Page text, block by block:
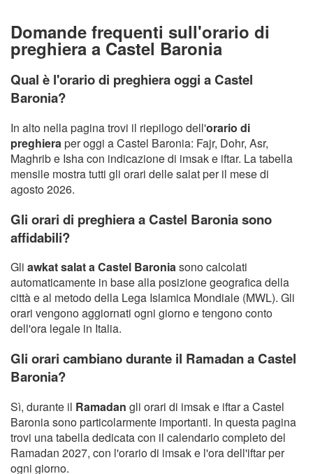
Domande frequenti sull'orario di
preghiera a Castel Baronia
Qual è l'orario di preghiera oggi a Castel
Baronia?
In alto nella pagina trovi il riepilogo dell'orario di
preghieraper oggi a Castel Baronia: Fajr, Dohr, Asr,
Maghrib e Isha con indicazione di imsak e iftar. La tabella
mensile mostra tutti gli orari delle salat per il mese di
agosto 2026.
Gli orari di preghiera a Castel Baronia sono
affidabili?
Gli awkat salat a Castel Baroniasono calcolati
automaticamente in base alla posizione geografica della
città e al metodo della Lega Islamica Mondiale (MWL). Gli
orari vengono aggiornati ogni giorno e tengono conto
dell'ora legale in Italia.
Gli orari cambiano durante il Ramadan a Castel
Baronia?
Sì, durante il Ramadan gli orari di imsak e iftar a Castel
Baronia sono particolarmente importanti. In questa pagina
trovi una tabella dedicata con il calendario completo del
Ramadan 2027, con l'orario di imsak e l'ora dell'iftar per
ogni giorno.